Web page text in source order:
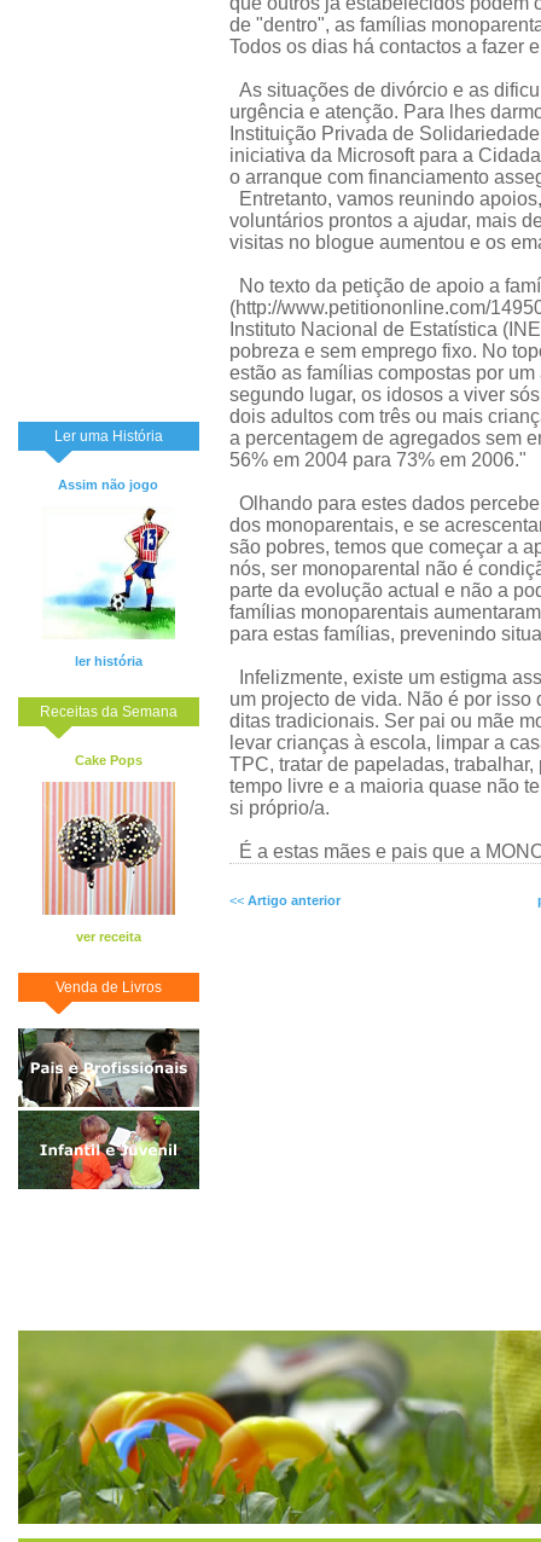
Ler uma História
Assim não jogo
ler história
Receitas da Semana
Cake Pops
ver receita
Venda de Livros
de "dentro", as famílias
Todos os dias há contactos a fazer
As situações de divórcio e as
urgência e atenção. Para lhes
Instituição Privada de
iniciativa da Microsoft para a
o arranque com financiamento
Entretanto, vamos reunindo
voluntários prontos a ajudar, mais
visitas no blogue aumentou e os
No texto da petição de apoio a
(http://www.petitiononline.com/
Instituto Nacional de Estatística
pobreza e sem emprego fixo. No
estão as famílias compostas por
segundo lugar, os idosos a viver
dois adultos com três ou mais
a percentagem de agregados sem
56% em 2004 para 73% em 2006."
Olhando para estes dados
dos monoparentais, e se
são pobres, temos que começar a
nós, ser monoparental não é
parte da evolução actual e não a
famílias monoparentais
para estas famílias, prevenindo
Infelizmente, existe um estigma
um projecto de vida. Não é por
ditas tradicionais. Ser pai ou mãe
levar crianças à escola, limpar a
TPC, tratar de papeladas,
tempo livre e a maioria quase não
si próprio/a.
É a estas mães e pais que a
<< Artigo anterior